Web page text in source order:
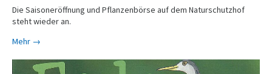
Die Saisoneröffnung und Pflanzenbörse auf dem Naturschutzhof
steht wieder an.
Mehr →